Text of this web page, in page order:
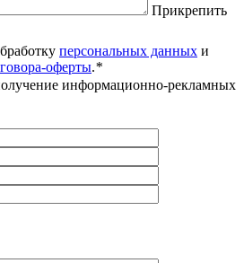
Прикрепить
персональных данных и
оферты.*
информационно-рекламных